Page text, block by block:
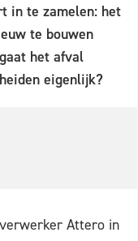
in te zamelen: het
te bouwen
het afval
eigenlijk?
Attero in